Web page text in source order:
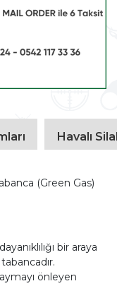
Havalı
(Green Gas)
bir araya
önleyen